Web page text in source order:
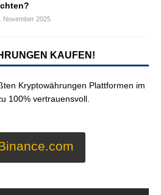
November 2025
KAUFEN!
Kryptowährungen Plattformen im
100% vertrauensvoll.